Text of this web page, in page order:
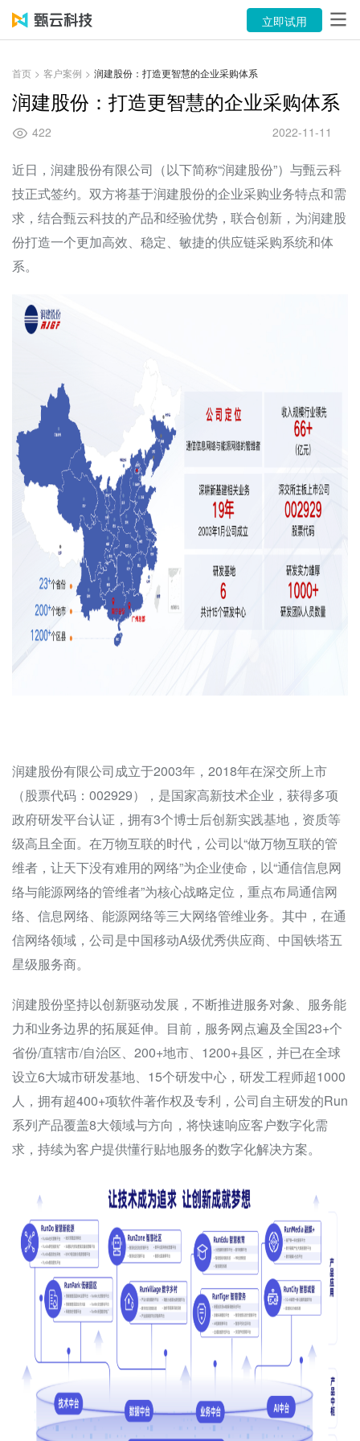
产品
案例
关于
立即试用
首页 > 客户案例 > 润建股份：打造更智慧的企业采购体系
润建股份：打造更智慧的企业采购体系
2022-11-11
422
近日，润建股份有限公司（以下简称“润建股份”）与甄云科
技正式签约。双方将基于润建股份的企业采购业务特点和需
求，结合甄云科技的产品和经验优势，联合创新，为润建股
份打造一个更加高效、稳定、敏捷的供应链采购系统和体
系。
润建股份有限公司成立于2003年，2018年在深交所上市
（股票代码：002929），是国家高新技术企业，获得多项
政府研发平台认证，拥有3个博士后创新实践基地，资质等
级高且全面。在万物互联的时代，公司以“做万物互联的管
维者，让天下没有难用的网络”为企业使命，以“通信信息网
络与能源网络的管维者”为核心战略定位，重点布局通信网
络、信息网络、能源网络等三大网络管维业务。其中，在通
信网络领域，公司是中国移动A级优秀供应商、中国铁塔五
星级服务商。
润建股份坚持以创新驱动发展，不断推进服务对象、服务能
力和业务边界的拓展延伸。目前，服务网点遍及全国23+个
省份/直辖市/自治区、200+地市、1200+县区，并已在全球
设立6大城市研发基地、15个研发中心，研发工程师超1000
人，拥有超400+项软件著作权及专利，公司自主研发的Run
系列产品覆盖8大领域与方向，将快速响应客户数字化需
求，持续为客户提供懂行贴地服务的数字化解决方案。